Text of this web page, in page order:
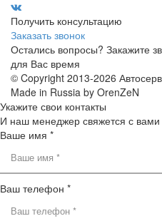
Получить консультацию
Заказать звонок
Остались вопросы? Закажите
для Вас время
© Copyright 2013-2026
Made in Russia by OrenZeN
Укажите свои контакты
И наш менеджер свяжется с вами
Ваше имя *
Ваш телефон *